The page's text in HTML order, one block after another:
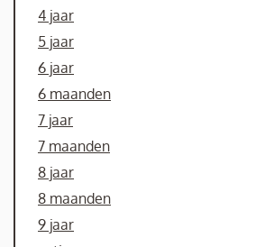
4 jaar
5 jaar
6 jaar
6 maanden
7 jaar
7 maanden
8 jaar
8 maanden
9 jaar